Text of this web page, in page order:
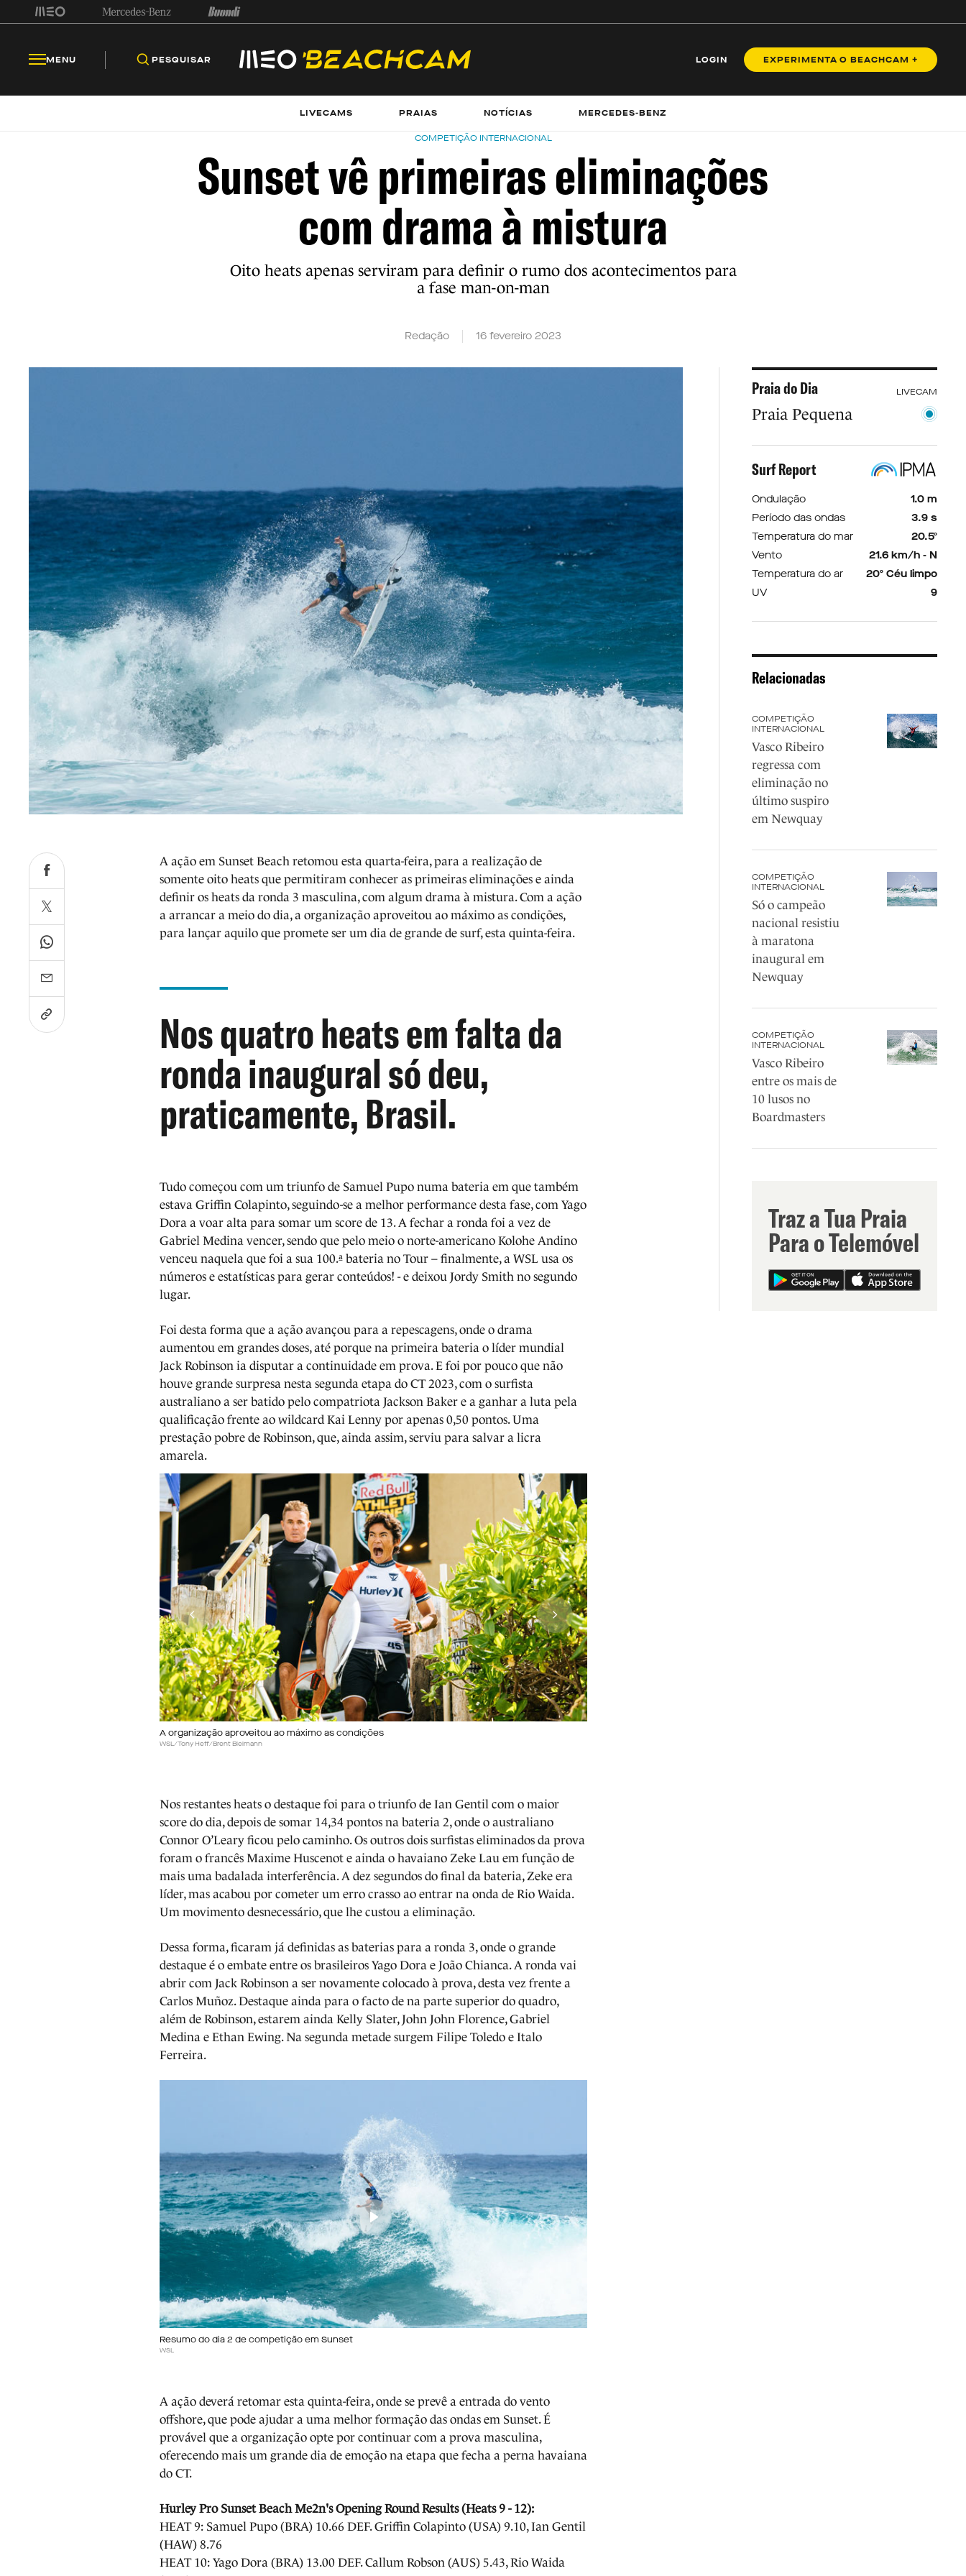
MENU PESQUISAR LOGIN EXPERIMENTA O BEACHCAM +
LIVECAMS PRAIAS NOTÍCIAS MERCEDES-BENZ
COMPETIÇÃO INTERNACIONAL
Sunset vê primeiras eliminações
com drama à mistura
Oito heats apenas serviram para definir o rumo dos acontecimentos para
a fase man-on-man
Redação 16 fevereiro 2023
A ação em Sunset Beach retomou esta quarta-feira, para a realização de
somente oito heats que permitiram conhecer as primeiras eliminações e ainda
definir os heats da ronda 3 masculina, com algum drama à mistura. Com a ação
a arrancar a meio do dia, a organização aproveitou ao máximo as condições,
para lançar aquilo que promete ser um dia de grande de surf, esta quinta-feira.
Nos quatro heats em falta da
ronda inaugural só deu,
praticamente, Brasil.
Tudo começou com um triunfo de Samuel Pupo numa bateria em que também
estava Griffin Colapinto, seguindo-se a melhor performance desta fase, com Yago
Dora a voar alta para somar um score de 13. A fechar a ronda foi a vez de
Gabriel Medina vencer, sendo que pelo meio o norte-americano Kolohe Andino
venceu naquela que foi a sua 100.ª bateria no Tour – finalmente, a WSL usa os
números e estatísticas para gerar conteúdos! - e deixou Jordy Smith no segundo
lugar.
Foi desta forma que a ação avançou para a repescagens, onde o drama
aumentou em grandes doses, até porque na primeira bateria o líder mundial
Jack Robinson ia disputar a continuidade em prova. E foi por pouco que não
houve grande surpresa nesta segunda etapa do CT 2023, com o surfista
australiano a ser batido pelo compatriota Jackson Baker e a ganhar a luta pela
qualificação frente ao wildcard Kai Lenny por apenas 0,50 pontos. Uma
prestação pobre de Robinson, que, ainda assim, serviu para salvar a licra
amarela.
A organização aproveitou ao máximo as condições
WSL/Tony Heff/Brent Bielmann
Nos restantes heats o destaque foi para o triunfo de Ian Gentil com o maior
score do dia, depois de somar 14,34 pontos na bateria 2, onde o australiano
Connor O’Leary ficou pelo caminho. Os outros dois surfistas eliminados da prova
foram o francês Maxime Huscenot e ainda o havaiano Zeke Lau em função de
mais uma badalada interferência. A dez segundos do final da bateria, Zeke era
líder, mas acabou por cometer um erro crasso ao entrar na onda de Rio Waida.
Um movimento desnecessário, que lhe custou a eliminação.
Dessa forma, ficaram já definidas as baterias para a ronda 3, onde o grande
destaque é o embate entre os brasileiros Yago Dora e João Chianca. A ronda vai
abrir com Jack Robinson a ser novamente colocado à prova, desta vez frente a
Carlos Muñoz. Destaque ainda para o facto de na parte superior do quadro,
além de Robinson, estarem ainda Kelly Slater, John John Florence, Gabriel
Medina e Ethan Ewing. Na segunda metade surgem Filipe Toledo e Italo
Ferreira.
Resumo do dia 2 de competição em Sunset
WSL
A ação deverá retomar esta quinta-feira, onde se prevê a entrada do vento
offshore, que pode ajudar a uma melhor formação das ondas em Sunset. É
provável que a organização opte por continuar com a prova masculina,
oferecendo mais um grande dia de emoção na etapa que fecha a perna havaiana
do CT.
Hurley Pro Sunset Beach Me2n's Opening Round Results (Heats 9 - 12):
HEAT 9: Samuel Pupo (BRA) 10.66 DEF. Griffin Colapinto (USA) 9.10, Ian Gentil
(HAW) 8.76
HEAT 10: Yago Dora (BRA) 13.00 DEF. Callum Robson (AUS) 5.43, Rio Waida
Praia do Dia LIVECAM
Praia Pequena
Surf Report
Ondulação
1.0 m
Período das ondas
3.9 s
Temperatura do mar
20.5º
Vento
21.6 km/h - N
Temperatura do ar
20º Céu limpo
UV
9
Relacionadas
COMPETIÇÃO
INTERNACIONAL
Vasco Ribeiro
regressa com
eliminação no
último suspiro
em Newquay
COMPETIÇÃO
INTERNACIONAL
Só o campeão
nacional resistiu
à maratona
inaugural em
Newquay
COMPETIÇÃO
INTERNACIONAL
Vasco Ribeiro
entre os mais de
10 lusos no
Boardmasters
Traz a Tua Praia
Para o Telemóvel